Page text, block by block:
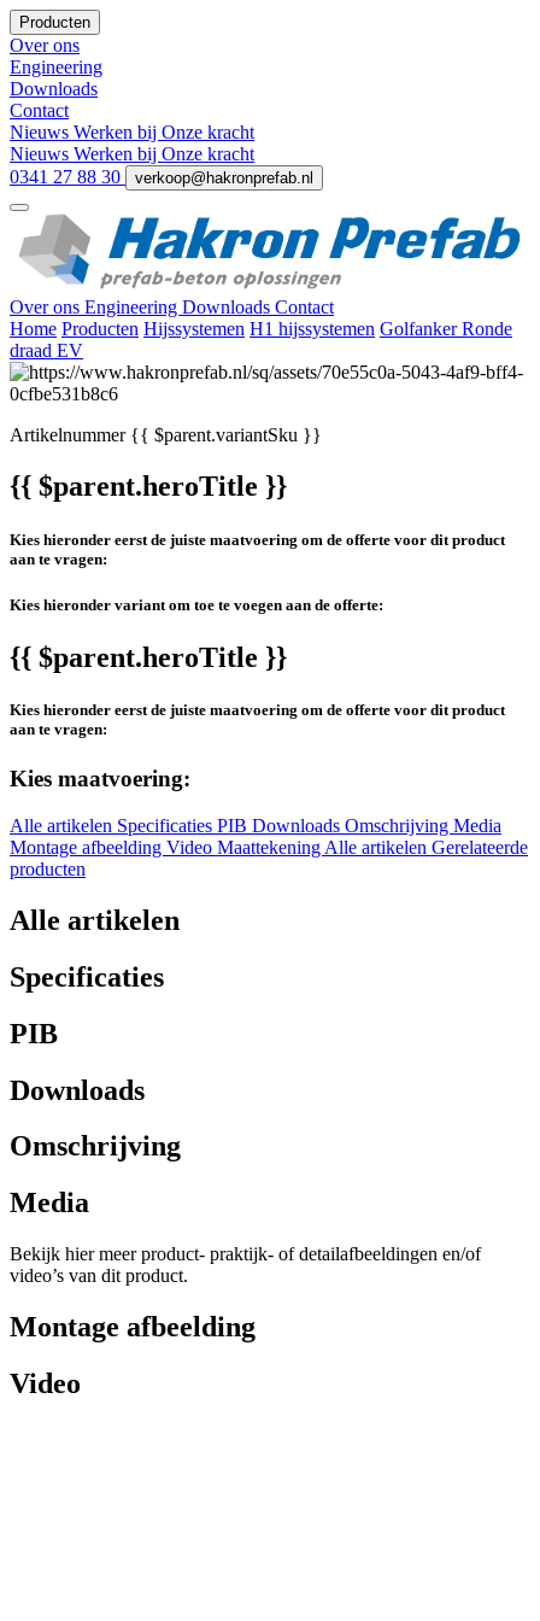
Producten
Over ons
Engineering
Downloads
Contact
Nieuws Werken bij Onze kracht
Nieuws Werken bij Onze kracht
0341 27 88 30
verkoop@hakronprefab.nl
Over ons Engineering Downloads Contact
Home Producten Hijssystemen H1 hijssystemen Golfanker Ronde
draad EV
Artikelnummer{{ $parent.variantSku }}
{{ $parent.heroTitle }}
Kies hieronder eerst de juiste maatvoering om de offerte voor dit product
aan te vragen:
Kies hieronder variant om toe te voegen aan de offerte:
{{ $parent.heroTitle }}
Kies hieronder eerst de juiste maatvoering om de offerte voor dit product
aan te vragen:
Kies maatvoering:
Alle artikelen Specificaties PIB Downloads Omschrijving Media
Montage afbeelding Video Maattekening Alle artikelen Gerelateerde
producten
Alle artikelen
Specificaties
PIB
Downloads
Omschrijving
Media
Bekijk hier meer product- praktijk- of detailafbeeldingen en/of
video’s van dit product.
Montage afbeelding
Video